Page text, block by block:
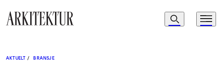
Navigasjon
Søk Meny
AKTUELT / BRANSJE